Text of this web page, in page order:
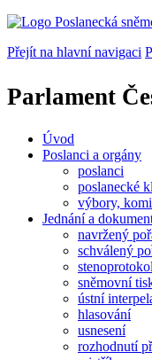
Přejít na hlavní navigaci
Parlament
Úvod
Poslanci a orgány
poslanci
poslanecké
výbory,
Jednání a
navržený
schválený
sněmovní
ústní
hlasování
usnesení
rozhodnutí